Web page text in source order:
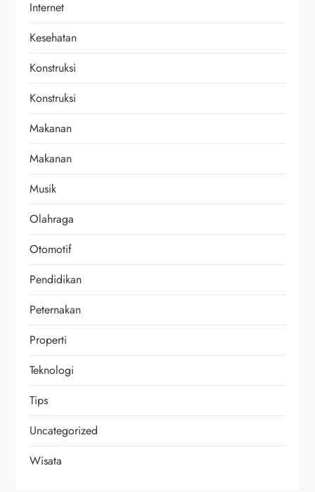
Internet
Kesehatan
Konstruksi
Konstruksi
Makanan
Makanan
Musik
Olahraga
Otomotif
Pendidikan
Peternakan
Properti
Teknologi
Tips
Uncategorized
Wisata